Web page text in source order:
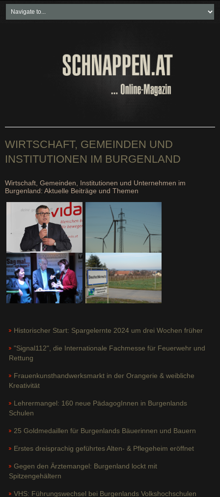
Neueste Beiträge
Soziales & Projekte
Wirtschaft & Politik
WIRTSCHAFT, GEMEINDEN UND
INSTITUTIONEN IM BURGENLAND
Wirtschaft, Gemeinden, Institutionen und Unternehmen im
Burgenland: Aktuelle Beiträge und Themen
Historischer Start: Spargelernte 2024 um drei Wochen früher
"Signal112", die Internationale Fachmesse für Feuerwehr und
Rettung
Frauenkunsthandwerksmarkt in der Orangerie & weibliche
Kreativität
Lehrermangel: 160 neue PädagogInnen in Burgenlands
Schulen
25 Goldmedaillen für Burgenlands Bäuerinnen und Bauern
Erstes dreisprachig geführtes Alten- & Pflegeheim eröffnet
Gegen den Ärztemangel: Burgenland lockt mit
Spitzengehältern
VHS: Führungswechsel bei Burgenlands Volkshochschulen